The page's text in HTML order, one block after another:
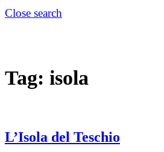
Close search
Tag: isola
L’Isola del Teschio